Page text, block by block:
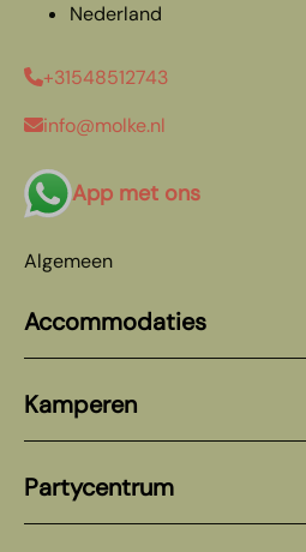
Nederland
+31548512743
info@molke.nl
App met ons
Algemeen
Accommodaties
Kamperen
Partycentrum